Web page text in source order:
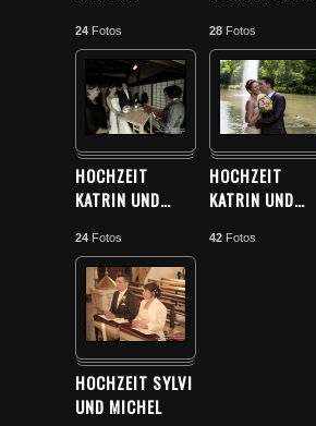
24 Fotos 28 Fotos
HOCHZEIT
KATRIN UND…
24 Fotos
HOCHZEIT
KATRIN UND…
42 Fotos
HOCHZEIT SYLVI
UND MICHEL